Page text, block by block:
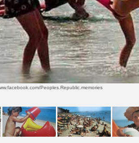
Peoples.Republic.memories